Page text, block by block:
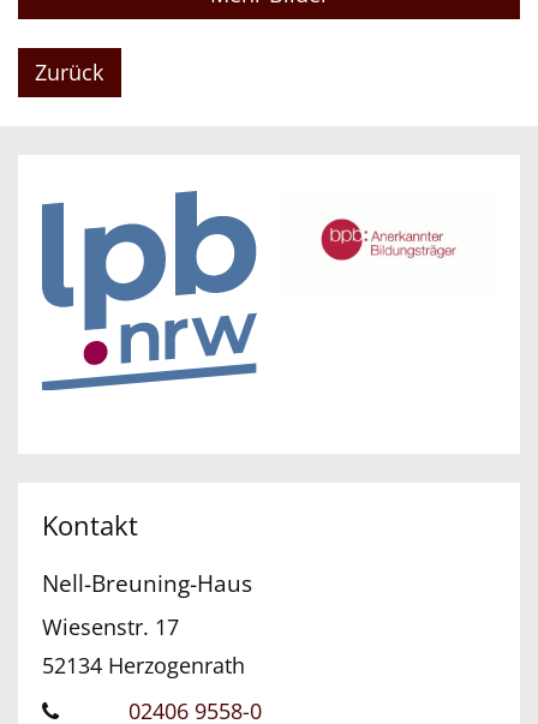
Zurück
Kontakt
Nell-Breuning-Haus
Wiesenstr. 17
52134 Herzogenrath
02406 9558-0